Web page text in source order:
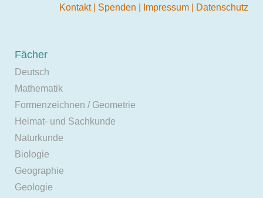
Kontakt Spenden Impressum Datenschutz
Fächer
Deutsch
Mathematik
Formenzeichnen / Geometrie
Heimat- und Sachkunde
Naturkunde
Biologie
Geographie
Geologie